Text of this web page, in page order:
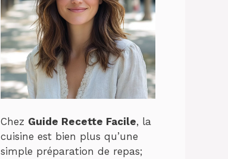
Chez Guide Recette Facile, la
cuisine est bien plus qu’une
simple préparation de repas;